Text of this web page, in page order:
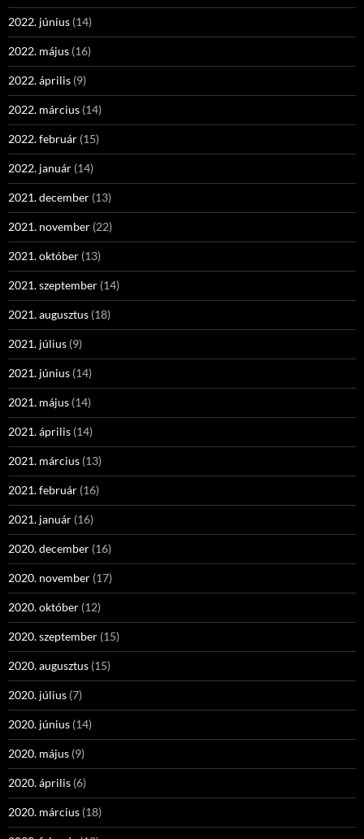
2022. június (14)
2022. május (16)
2022. április (9)
2022. március (14)
2022. február (15)
2022. január (14)
2021. december (13)
2021. november (22)
2021. október (13)
2021. szeptember (14)
2021. augusztus (18)
2021. július (9)
2021. június (14)
2021. május (14)
2021. április (14)
2021. március (13)
2021. február (16)
2021. január (16)
2020. december (16)
2020. november (17)
2020. október (12)
2020. szeptember (15)
2020. augusztus (15)
2020. július (7)
2020. június (14)
2020. május (9)
2020. április (6)
2020. március (18)